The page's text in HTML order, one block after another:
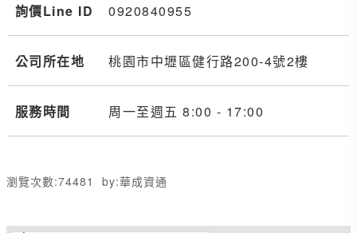
詢價Line ID 0920840955
公司所在地 桃園市中壢區健行路200-4號2樓
服務時間 周一至週五 8:00 - 17:00
瀏覽次數:74481 by:華成資通